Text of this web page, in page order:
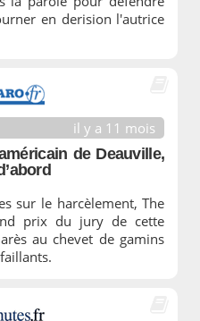
en derision l'autrice
il y a 11 mois
de Deauville,
sur le harcèlement, The
prix du jury de cette
au chevet de gamins